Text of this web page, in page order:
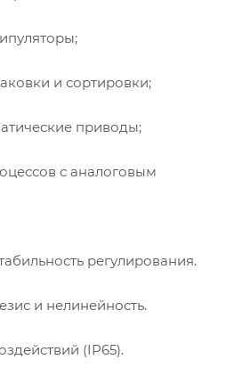
и сортировки;
приводы;
с аналоговым
регулирования.
и нелинейность.
(IP65).